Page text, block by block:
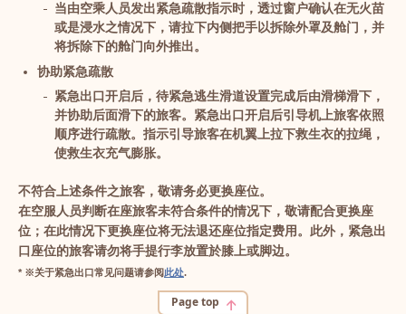
当由空乘人员发出紧急疏散指示时，透过窗户确认在无火苗
或是浸水之情况下，请拉下内侧把手以拆除外罩及舱门，并
将拆除下的舱门向外推出。
协助紧急疏散
紧急出口开启后，待紧急逃生滑道设置完成后由滑梯滑下，
并协助后面滑下的旅客。紧急出口开启后引导机上旅客依照
顺序进行疏散。指示引导旅客在机翼上拉下救生衣的拉绳，
使救生衣充气膨胀。
不符合上述条件之旅客，敬请务必更换座位。
在空服人员判断在座旅客未符合条件的情况下，敬请配合更换座
位；在此情况下更换座位将无法退还座位指定费用。此外，紧急出
口座位的旅客请勿将手提行李放置於膝上或脚边。
* ※关于紧急出口常见问题请参阅此处.
Page top